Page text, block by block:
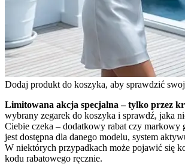
Dodaj produkt do koszyka, aby sprawdzić
Limitowana akcja specjalna – tylko przez
wybrany zegarek do koszyka i sprawdź, jaka
Ciebie czeka – dodatkowy rabat czy markowy
jest dostępna dla danego modelu, system
W niektórych przypadkach może pojawić się
kodu rabatowego ręcznie.